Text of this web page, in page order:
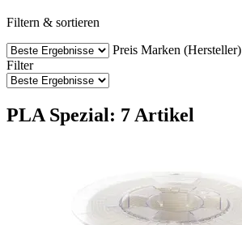
Filtern & sortieren
Preis Marken (Hersteller)
Filter
PLA Spezial: 7 Artikel